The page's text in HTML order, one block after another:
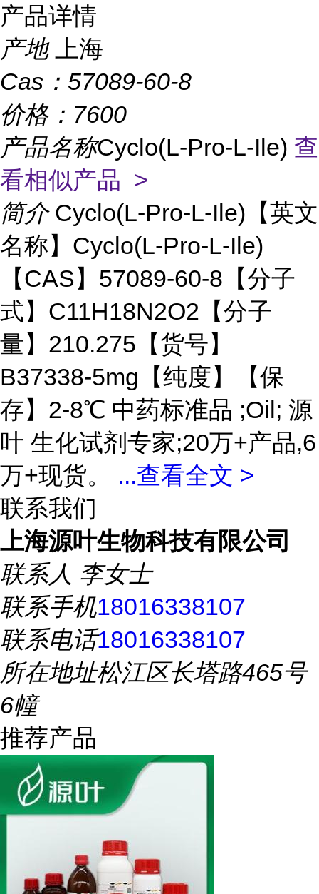
产品详情
产地
上海
Cas： 57089-60-8
价格： 7600
产品名称Cyclo(L-Pro-L-Ile) 查
看相似产品 >
简介 Cyclo(L-Pro-L-Ile)【英文
名称】Cyclo(L-Pro-L-Ile)
【CAS】57089-60-8【分子
式】C11H18N2O2【分子
量】210.275【货号】
B37338-5mg【纯度】【保
存】2-8℃ 中药标准品 ;Oil; 源
叶 生化试剂专家;20万+产品,6
万+现货。 ...查看全文 >
联系我们
上海源叶生物科技有限公司
联系人 李女士
联系手机18016338107
联系电话18016338107
所在地址松江区长塔路465号
6幢
推荐产品